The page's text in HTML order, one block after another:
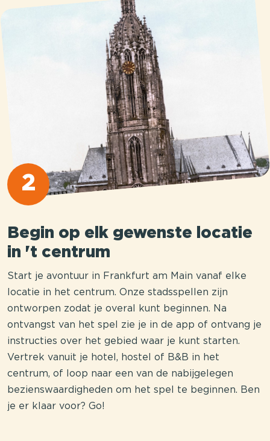
2
Begin op elk gewenste locatie
in 't centrum
Start je avontuur in Frankfurt am Main vanaf elke
locatie in het centrum. Onze stadsspellen zijn
ontworpen zodat je overal kunt beginnen. Na
ontvangst van het spel zie je in de app of ontvang je
instructies over het gebied waar je kunt starten.
Vertrek vanuit je hotel, hostel of B&B in het
centrum, of loop naar een van de nabijgelegen
bezienswaardigheden om het spel te beginnen. Ben
je er klaar voor? Go!